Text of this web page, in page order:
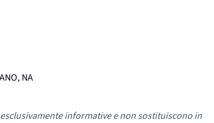
NA
informative e non sostituiscono in